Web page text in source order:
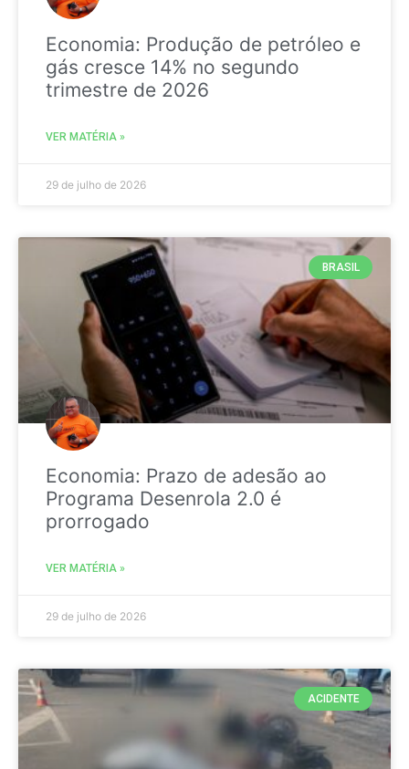
Economia: Produção de petróleo e
gás cresce 14% no segundo
trimestre de 2026
VER MATÉRIA »
29 de julho de 2026
BRASIL
Economia: Prazo de adesão ao
Programa Desenrola 2.0 é
prorrogado
VER MATÉRIA »
29 de julho de 2026
ACIDENTE